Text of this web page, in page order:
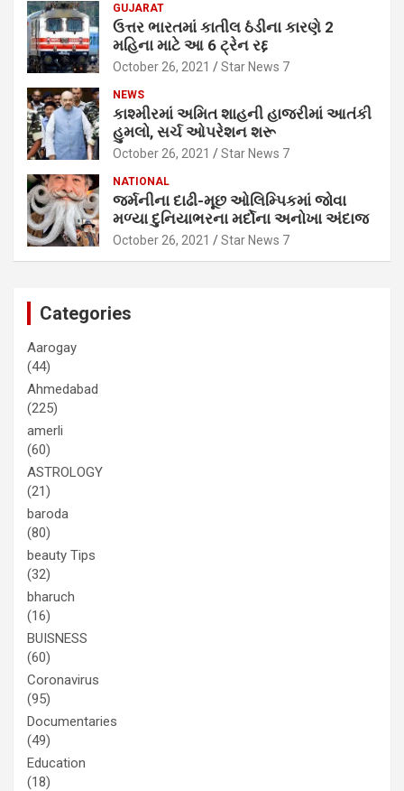
GUJARAT
ઉત્તર ભારતમાં કાતીલ ઠંડીના કારણે 2
મહિના માટે આ 6 ટ્રેન રદ્દ
October 26, 2021 Star News 7
NEWS
કાશ્મીરમાં અમિત શાહની હાજરીમાં આતંકી
હુમલો, સર્ચ ઓપરેશન શરૂ
October 26, 2021 Star News 7
NATIONAL
જર્મનીના દાઢી-મૂછ ઓલિમ્પિકમાં જોવા
મળ્યા દુનિયાભરના મર્દોના અનોખા અંદાજ
October 26, 2021 Star News 7
Categories
Aarogay
(44)
Ahmedabad
(225)
amerli
(60)
ASTROLOGY
(21)
baroda
(80)
beauty Tips
(32)
bharuch
(16)
BUISNESS
(60)
Coronavirus
(95)
Documentaries
(49)
Education
(18)